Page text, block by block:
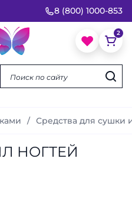
8 (800) 1000-853
Средства для сушки
НОГТЕЙ